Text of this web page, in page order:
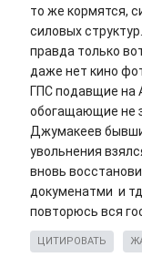
то же кормятся,
силовых
правда только
даже нет кино
ГПС подавщие на
обогащающие не
Джумакеев
увольнения
вновь
докуменатми и
повторюсь вся
ЦИТИРОВАТЬ